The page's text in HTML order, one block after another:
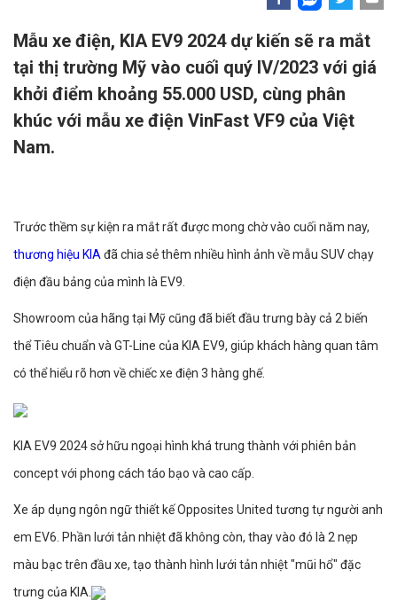
Mẫu xe điện, KIA EV9 2024 dự kiến sẽ ra mắt
tại thị trường Mỹ vào cuối quý IV/2023 với giá
khởi điểm khoảng 55.000 USD, cùng phân
khúc với mẫu xe điện VinFast VF9 của Việt
Nam.
Trước thềm sự kiện ra mắt rất được mong chờ vào cuối năm nay,
thương hiệu KIA đã chia sẻ thêm nhiều hình ảnh về mẫu SUV chạy
điện đầu bảng của mình là EV9.
Showroom của hãng tại Mỹ cũng đã biết đầu trưng bày cả 2 biến
thể Tiêu chuẩn và GT-Line của KIA EV9, giúp khách hàng quan tâm
có thể hiểu rõ hơn về chiếc xe điện 3 hàng ghế.
KIA EV9 2024 sở hữu ngoại hình khá trung thành với phiên bản
concept với phong cách táo bạo và cao cấp.
Xe áp dụng ngôn ngữ thiết kế Opposites United tương tự người anh
em EV6. Phần lưới tản nhiệt đã không còn, thay vào đó là 2 nẹp
màu bạc trên đầu xe, tạo thành hình lưới tản nhiệt "mũi hổ" đặc
trưng của KIA.